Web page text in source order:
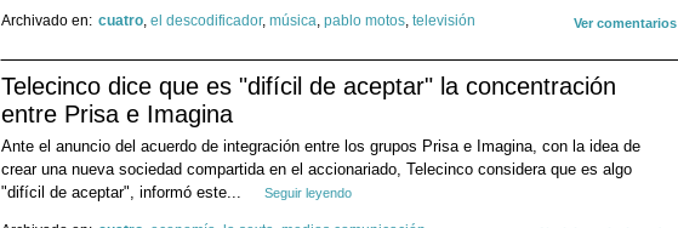
Ver comentarios
Archivado en: cuatro, el descodificador, música, pablo motos, televisión
Telecinco dice que es "difícil de aceptar" la concentración
entre Prisa e Imagina
Ante el anuncio del acuerdo de integración entre los grupos Prisa e Imagina, con la idea de
crear una nueva sociedad compartida en el accionariado, Telecinco considera que es algo
"difícil de aceptar", informó este...
Seguir leyendo